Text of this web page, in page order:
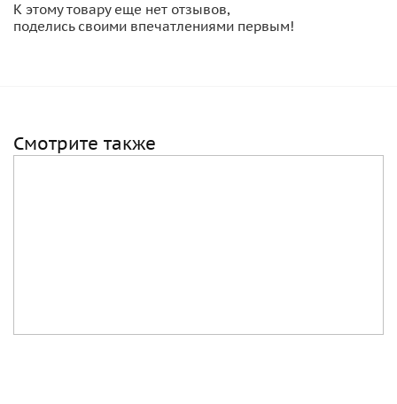
К этому товару еще нет отзывов,
поделись своими впечатлениями первым!
Смотрите также